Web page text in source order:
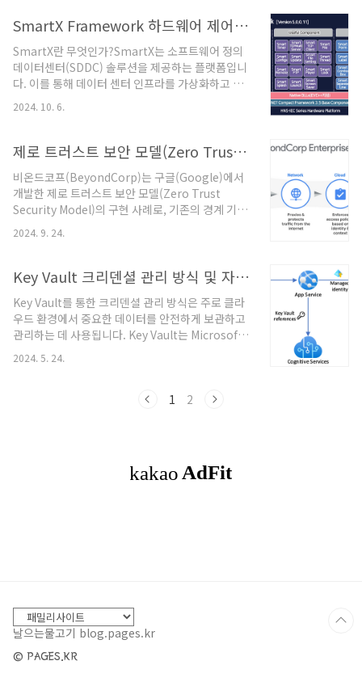
터 계층의 설계 및 관리로컬 및 클라우드 환경에서
제 해결 SSMS는 데이터베이스 관리자와 개발자에
게 강력한 도구를 제공하며, SQL Server 및 Azure
SQL Database의 운영 효율성을 크게 향상시킵니
다.2. SSMS 20.2 다운로드 및 설치다운로드 링크
SmartX Framework 하드웨어 제어 및 사용자 인터페이스
SmartX란 무엇인가?SmartX는 소프트웨어 정의
데이터센터(SDDC) 솔루션을 제공하는 플랫폼입니
다. 이를 통해 데이터 센터 인프라를 가상화하고 관
리하는 데 중점을 둡니다. SmartX는 주로 하이퍼컨
버지드 인프라(HCI) 및 클라우드 네이티브 환경을
컴퓨팅, 스토리지, 네트워크 자원을 통합 관리.손쉬
운 확장성과 비용 효율성 제공.소프트웨어 정의 스
토리지(SDS)다양한 스토리지 리소스를 가상화하여
통합 관리.높은 성능과 안정성을 보장.클라우드 네
이티브 지원컨테이너 오케스트레이션 툴
(Kubernetes 등)과의 통합.DevOps 및 CI/CD 환
안 및 데이터..
2024. 10. 6.
제로 트러스트 보안 모델(Zero Trust Security Model) 구현 사례
비온드코프(BeyondCorp)는 구글(Google)에서
개발한 제로 트러스트 보안 모델(Zero Trust
Security Model)의 구현 사례로, 기존의 경계 기반
기 위한 접근법입니다. 전통적인 네트워크 보안 모
신뢰할 수 있다는 가정을 합니다. 하지만 비온드코
프는 이와 달리 내부 네트워크를 포함한 모든 접속
을 불신하고, 모든 요청에 대해 인증과 권한 확인을
수행하는 제로 트러스트 원칙을 따릅니다.주요 개념
과 특징신뢰할 수 있는 네트워크는 없다비온드코프
모델에서는 내부 네트워크와 외부 네트워크 간의 경
2024. 9. 24.
Key Vault 크리덴셜 관리 방식 및 자동화 통합 프로세스 구축
Key Vault를 통한 크리덴셜 관리 방식은 주로 클라
우드 환경에서 중요한 데이터를 안전하게 보관하고
관리하는 데 사용됩니다. Key Vault는 Microsoft
호, 인증서와 같은 중요한 정보를 중앙에서 안전하
덴셜 관리 방식을 사용하는 주된 이유는 보안 강화,
들이 포함됩니다.Key Vault 생성 및 구성: Azure
포털, Azure CLI, 또는 Azure PowerShell을 사용
2024. 5. 24.
1 2
날으는물고기 blog.pages.kr
© PAGES.KR